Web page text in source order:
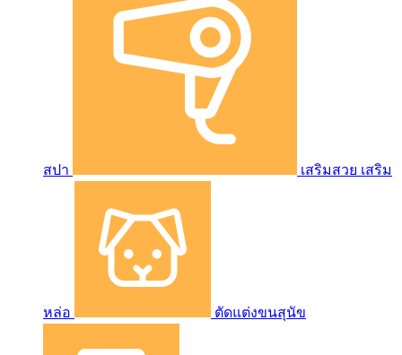
สปา เสริมสวย เสริม
หล่อ ตัดแต่งขนสุนัข